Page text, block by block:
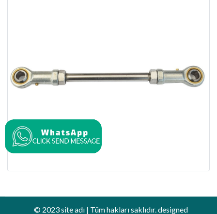
© 2023 site adı | Tüm hakları saklıdır. designed